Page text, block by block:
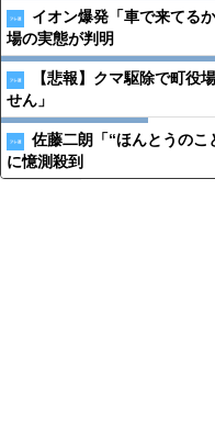
イオン爆発「車で来てる
場の実態が判明
【悲報】クマ駆除で町役
せん」
佐藤二朗「“ほんとうの
に憶測殺到